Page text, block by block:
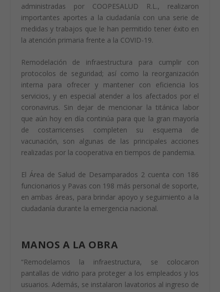
administradas por COOPESALUD R.L., realizaron
importantes aportes a la ciudadanía con una serie de
medidas y trabajos que le han permitido tener éxito en
la atención primaria frente a la COVID-19.
Remodelación de infraestructura para cumplir con
protocolos de seguridad; así como la reorganización
interna para ofrecer y mantener con eficiencia los
servicios, y en especial atender a los afectados por el
coronavirus. Sin dejar de mencionar la titánica labor
que aún hoy en día continúa para que la gran mayoría
de costarricenses completen su esquema de
vacunación, son algunas de las principales acciones
realizadas por la cooperativa en tiempos de pandemia.
El Área de Salud de Desamparados 2 cuenta con 186
funcionarios y Pavas con 198 más personal de soporte,
en ambas áreas, para brindar apoyo y seguimiento a la
ciudadanía durante la emergencia nacional.
MANOS A LA OBRA
“Remodelamos la infraestructura, se colocaron
pantallas de vidrio para proteger a los empleados y los
usuarios. Además, se instalaron lavatorios al ingreso de